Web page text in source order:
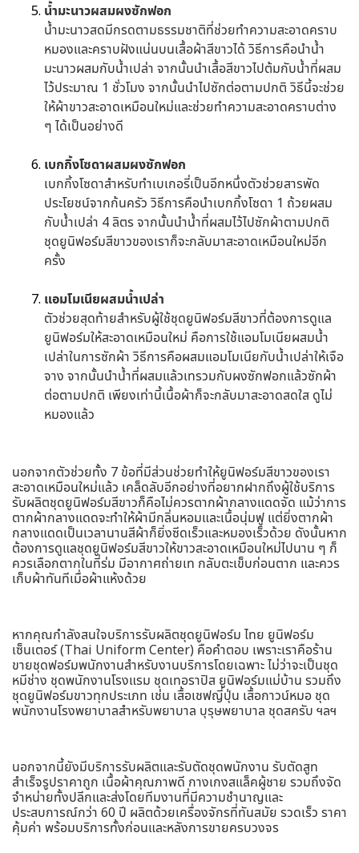
น้ำมะนาวผสมผงซักฟอก
น้ำมะนาวสดมีกรดตามธรรมชาติที่ช่วยทำความสะอาดคราบ
หมองและคราบฝังแน่นบนเสื้อผ้าสีขาวได้ วิธีการคือนำน้ำ
มะนาวผสมกับน้ำเปล่า จากนั้นนำเสื้อสีขาวไปต้มกับน้ำที่ผสม
ไว้ประมาณ 1 ชั่วโมง จากนั้นนำไปซักต่อตามปกติ วิธีนี้จะช่วย
ให้ผ้าขาวสะอาดเหมือนใหม่และช่วยทำความสะอาดคราบต่าง
ๆ ได้เป็นอย่างดี
เบกกิ้งโซดาผสมผงซักฟอก
เบกกิ้งโซดาสำหรับทำเบเกอรี่เป็นอีกหนึ่งตัวช่วยสารพัด
ประโยชน์จากก้นครัว วิธีการคือนำเบกกิ้งโซดา 1 ถ้วยผสม
กับน้ำเปล่า 4 ลิตร จากนั้นนำน้ำที่ผสมไว้ไปซักผ้าตามปกติ
ชุดยูนิฟอร์มสีขาวของเราก็จะกลับมาสะอาดเหมือนใหม่อีก
ครั้ง
แอมโมเนียผสมน้ำเปล่า
ตัวช่วยสุดท้ายสำหรับผู้ใช้ชุดยูนิฟอร์มสีขาวที่ต้องการดูแล
ยูนิฟอร์มให้สะอาดเหมือนใหม่ คือการใช้แอมโมเนียผสมน้ำ
เปล่าในการซักผ้า วิธีการคือผสมแอมโมเนียกับน้ำเปล่าให้เจือ
จาง จากนั้นนำน้ำที่ผสมแล้วเทรวมกับผงซักฟอกแล้วซักผ้า
ต่อตามปกติ เพียงเท่านี้เนื้อผ้าก็จะกลับมาสะอาดสดใส ดูไม่
หมองแล้ว
นอกจากตัวช่วยทั้ง 7 ข้อที่มีส่วนช่วยทำให้ยูนิฟอร์มสีขาวของเรา
สะอาดเหมือนใหม่แล้ว เคล็ดลับอีกอย่างที่อยากฝากถึงผู้ใช้บริการ
รับผลิตชุดยูนิฟอร์มสีขาวก็คือไม่ควรตากผ้ากลางแดดจัด แม้ว่าการ
ตากผ้ากลางแดดจะทำให้ผ้ามีกลิ่นหอมและเนื้อนุ่มฟู แต่ยิ่งตากผ้า
กลางแดดเป็นเวลานานสีผ้าก็ยิ่งซีดเร็วและหมองเร็วด้วย ดังนั้นหาก
ต้องการดูแลชุดยูนิฟอร์มสีขาวให้ขาวสะอาดเหมือนใหม่ไปนาน ๆ ก็
ควรเลือกตากในที่ร่ม มีอากาศถ่ายเท กลับตะเข็บก่อนตาก และควร
เก็บผ้าทันทีเมื่อผ้าแห้งด้วย
หากคุณกำลังสนใจบริการรับผลิตชุดยูนิฟอร์ม ไทย ยูนิฟอร์ม
เซ็นเตอร์ (Thai Uniform Center) คือคำตอบ เพราะเราคือร้าน
ขายชุดฟอร์มพนักงานสำหรับงานบริการโดยเฉพาะ ไม่ว่าจะเป็นชุด
หมีช่าง ชุดพนักงานโรงแรม ชุดเทอราปิส ยูนิฟอร์มแม่บ้าน รวมถึง
ชุดยูนิฟอร์มขาวทุกประเภท เช่น เสื้อเชฟญี่ปุ่น เสื้อกาวน์หมอ ชุด
พนักงานโรงพยาบาลสำหรับพยาบาล บุรุษพยาบาล ชุดสครับ ฯลฯ
นอกจากนี้ยังมีบริการรับผลิตและรับตัดชุดพนักงาน รับตัดสูท
สำเร็จรูปราคาถูก เนื้อผ้าคุณภาพดี กางเกงสแล็คผู้ชาย รวมถึงจัด
จำหน่ายทั้งปลีกและส่งโดยทีมงานที่มีความชำนาญและ
ประสบการณ์กว่า 60 ปี ผลิตด้วยเครื่องจักรที่ทันสมัย รวดเร็ว ราคา
คุ้มค่า พร้อมบริการทั้งก่อนและหลังการขายครบวงจร